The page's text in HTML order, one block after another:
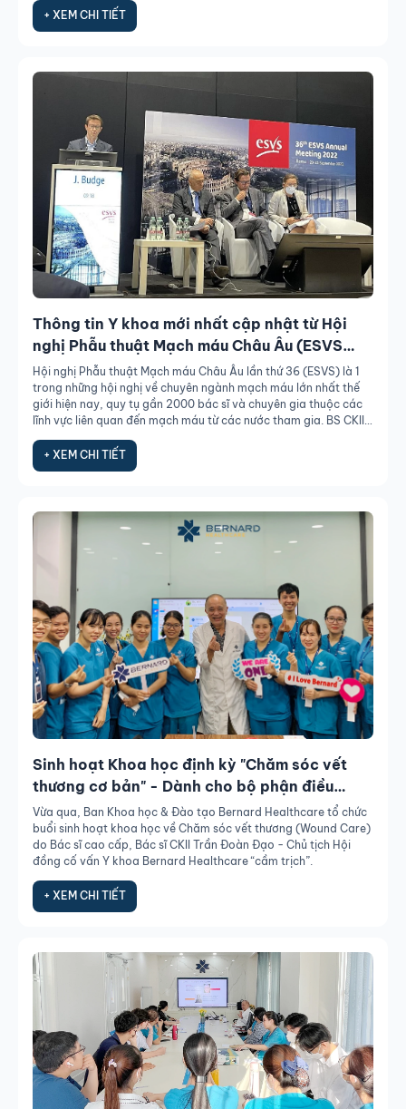
CKII. Phan Duy Kiên – Chuyên khoa Phẫu thuật Mạch máu -
Thành viên Hội đồng Cố vấn Y khoa Bernard Healthcare –
+ XEM CHI TIẾT
Thông tin Y khoa mới nhất cập nhật từ Hội
nghị Phẫu thuật Mạch máu Châu Âu (ESVS
2022)
Hội nghị Phẫu thuật Mạch máu Châu Âu lần thứ 36 (ESVS) là 1
trong những hội nghị về chuyên ngành mạch máu lớn nhất thế
giới hiện nay, quy tụ gần 2000 bác sĩ và chuyên gia thuộc các
lĩnh vực liên quan đến mạch máu từ các nước tham gia. BS CKII.
Phan Duy Kiên – Chuyên gia mạch máu – Thành viên Hội đồng
Cố vấn Y khoa Bernard Healthcare tham dự và tham luận tại
hội nghị năm nay được tổ chức tại Rome (Ý) từ ngày 20-23
+ XEM CHI TIẾT
Sinh hoạt Khoa học định kỳ "Chăm sóc vết
thương cơ bản" - Dành cho bộ phận điều
dưỡng
Vừa qua, Ban Khoa học & Đào tạo Bernard Healthcare tổ chức
buổi sinh hoạt khoa học về Chăm sóc vết thương (Wound Care)
do Bác sĩ cao cấp, Bác sĩ CKII Trần Đoàn Đạo - Chủ tịch Hội
đồng cố vấn Y khoa Bernard Healthcare “cầm trịch”.
+ XEM CHI TIẾT